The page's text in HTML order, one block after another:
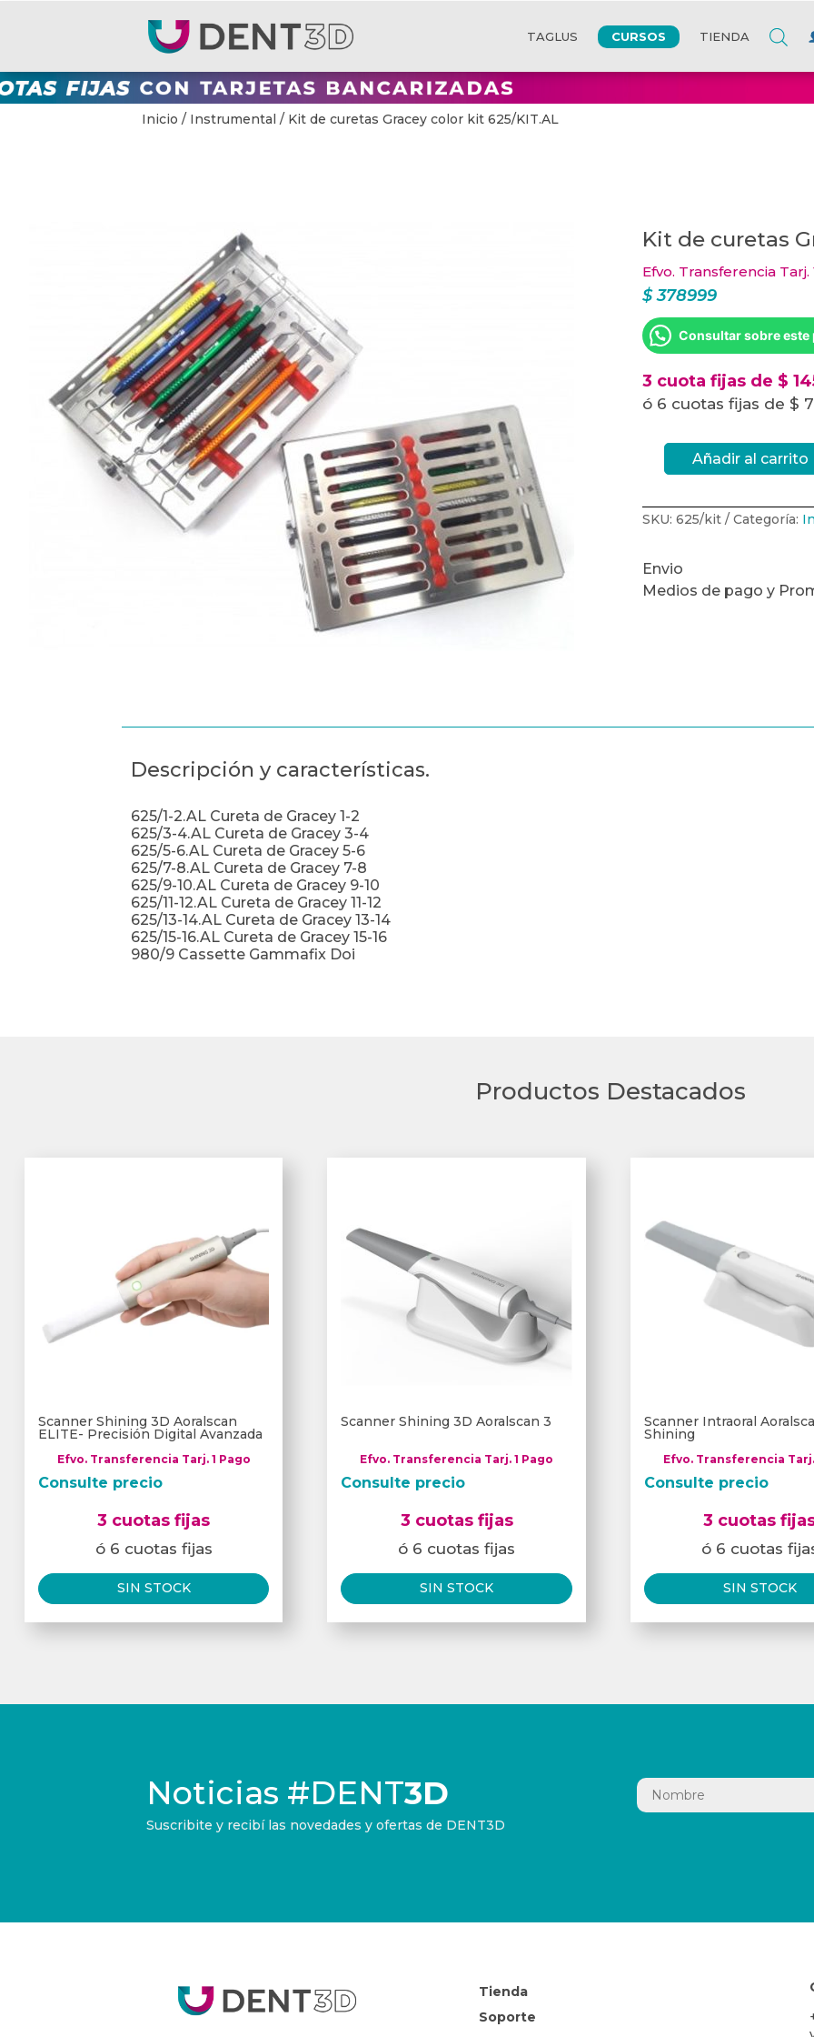
TAGLUS CURSOS TIENDA
Inicio / Instrumental / Kit de curetas Gracey color kit 625/KIT.AL
Kit de curetas
Efvo. Transferencia Tarj.
$378999
Consultar sobre este
3 cuota fijas de $
ó 6 cuotas fijas de $
color
kit
Añadir al carrito
SKU:625/kit Categoría:
Envio
Medios de pago y
Descripción y características.
625/1-2.AL Cureta de Gracey 1-2
625/3-4.AL Cureta de Gracey 3-4
625/5-6.AL Cureta de Gracey 5-6
625/7-8.AL Cureta de Gracey 7-8
625/9-10.AL Cureta de Gracey 9-10
625/11-12.AL Cureta de Gracey 11-12
625/13-14.AL Cureta de Gracey 13-14
625/15-16.AL Cureta de Gracey 15-16
980/9 Cassette Gammafix Doi
Productos Destacados
Scanner Shining 3D Aoralscan
ELITE- Precisión Digital Avanzada
Efvo. Transferencia Tarj. 1 Pago
Consulte precio
3 cuotas fijas
ó 6 cuotas fijas
SIN STOCK
Scanner Shining 3D Aoralscan 3
Efvo. Transferencia Tarj. 1 Pago
Consulte precio
3 cuotas fijas
ó 6 cuotas fijas
SIN STOCK
Scanner Intraoral
Shining
Efvo. Transferencia Tarj.
Consulte precio
3 cuotas
ó 6 cuotas
SIN STOCK
Noticias #DENT3D
Suscribite y recibí las novedades y ofertas de DENT3D
Tienda
Soporte